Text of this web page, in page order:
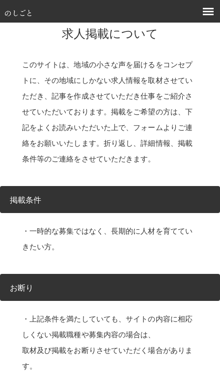
求人掲載について
このサイトは、地域の小さな声を届けるをコンセプ
トに、その地域にしかない求人情報を取材させてい
ただき、記事を作成させていただき仕事をご紹介さ
せていただいております。掲載をご希望の方は、下
記をよくお読みいただいた上で、フォームよりご連
絡をお願いいたします。折り返し、詳細情報、掲載
条件等のご連絡をさせていただきます。
掲載条件
・一時的な募集ではなく、長期的に人材を育ててい
きたい方。
お断り
・上記条件を満たしていても、サイトの内容に相応
しくない掲載職種や募集内容の場合は、
取材及び掲載をお断りさせていただく場合がありま
す。